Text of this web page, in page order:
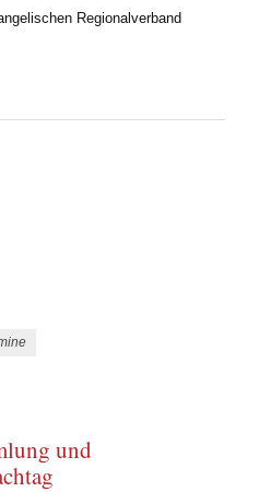
Regionalverband
und